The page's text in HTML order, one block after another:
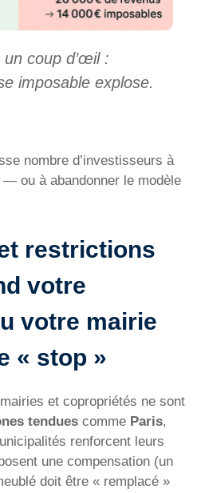
coup d’œil :
imposable explose.
nombre d’investisseurs à
ou à abandonner le modèle
restrictions
votre
votre mairie
« stop »
et copropriétés ne sont
tendues comme Paris,
renforcent leurs
une compensation (un
doit être « remplacé »